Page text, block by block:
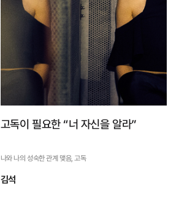
고독이 필요한 “너 자신을 알라”
나와 나의 성숙한 관계 맺음, 고독
김석